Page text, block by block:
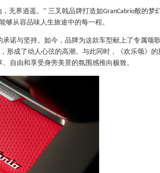
无界逍遥。” 三叉戟品牌打造如GranCabrio般的梦
从容品味人生旅途中的每一程。
诺与坚持。如今，品牌为这款车型献上了专属颂
形成了动人心弦的高潮。与此同时，《欢乐颂》的
自由和享受身旁美景的氛围感推向极致。